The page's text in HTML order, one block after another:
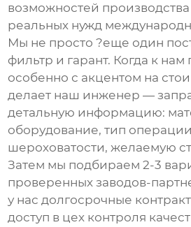
возможностей производства
реальных нужд
Мы не просто ?еще один
фильтр и гарант. Когда к
особенно с акцентом на
делает наш инженер —
детальную информацию:
оборудование, тип
шероховатости, желаемую
Затем мы подбираем 2-3
проверенных заводов-
у нас долгосрочные
доступ в цех контроля